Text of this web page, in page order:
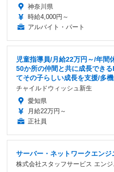
神奈川県
時給4,000円～
アルバイト・パート
児童指導員/月給22万円～/年間
50か所の仲間と共に成長でき
てその子らしい成長を支援/多
チャイルドウィッシュ新生
愛知県
月給22万円～
正社員
サーバー・ネットワークエン
株式会社スタッフサービス エン